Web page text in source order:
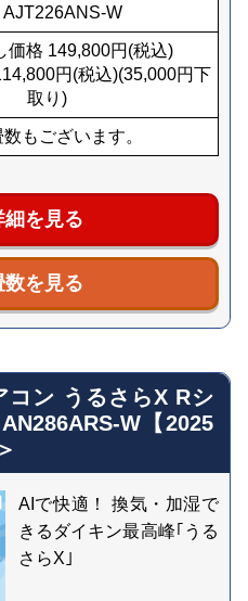
AJT226ANS-W
価格 149,800円(税込)
円(税込)(35,000円下
取り)
もございます。
を見る
を見る
コン うるさらX Rシ
W【2025
AIで快適！ 換気・加湿で
きるダイキン最高峰｢うる
さらX｣